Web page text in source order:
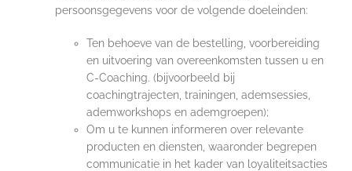
persoonsgegevens voor de volgende doeleinden:
Ten behoeve van de bestelling, voorbereiding
en uitvoering van overeenkomsten tussen u en
C-Coaching. (bijvoorbeeld bij
coachingtrajecten, trainingen, ademsessies,
ademworkshops en ademgroepen);
Om u te kunnen informeren over relevante
producten en diensten, waaronder begrepen
communicatie in het kader van loyaliteitsacties